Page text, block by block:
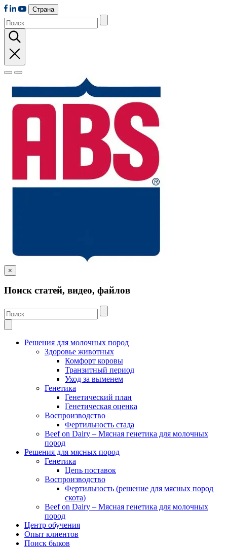
Страна
×
Поиск статей, видео, файлов
Решения для молочных пород
Здоровье животных
Комфорт коровы
Транзитный период
Уход за выменем
Генетика
Генетический план
Генетическая оценка
Воспроизводство
Фертильность стада
Beef on Dairy – Мясная генетика для молочных
пород
Решения для мясных пород
Генетика
Цепь поставок
Воспроизводство
Фертильность (решение для мясных пород
скота)
Beef on Dairy – Мясная генетика для молочных
пород
Центр обучения
Опыт клиентов
Поиск быков